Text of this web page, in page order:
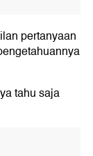
pertanyaan
tahu saja